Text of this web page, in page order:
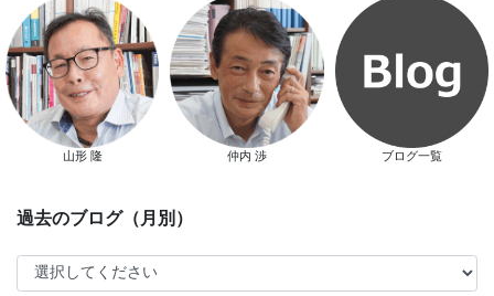
新春特別キャンペーン
山形 隆 仲内 渉 ブログ一覧